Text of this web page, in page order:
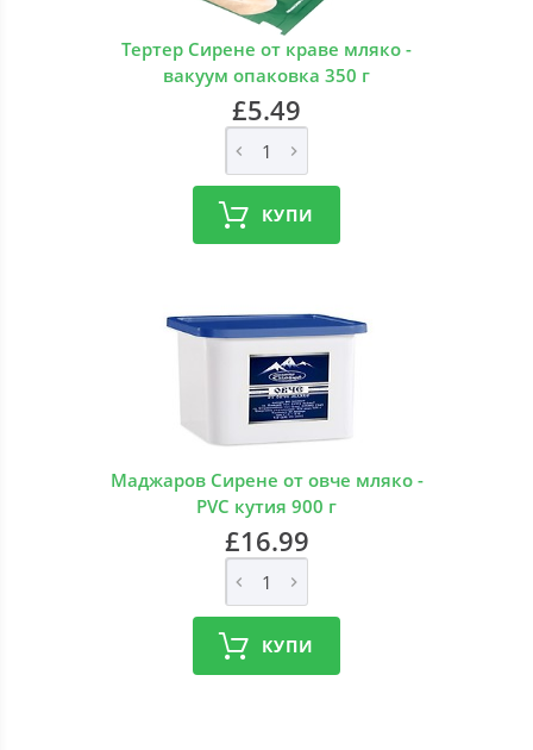
Тертер Сирене от краве мляко -
вакуум опаковка 350 г
£5.49
КУПИ
Маджаров Сирене от овче мляко -
PVC кутия 900 г
£16.99
КУПИ